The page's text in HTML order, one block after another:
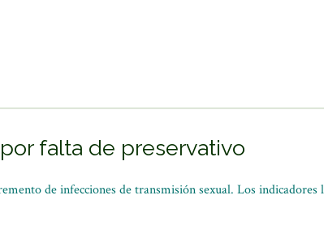
falta de preservativo
de infecciones de transmisión sexual. Los indicadores